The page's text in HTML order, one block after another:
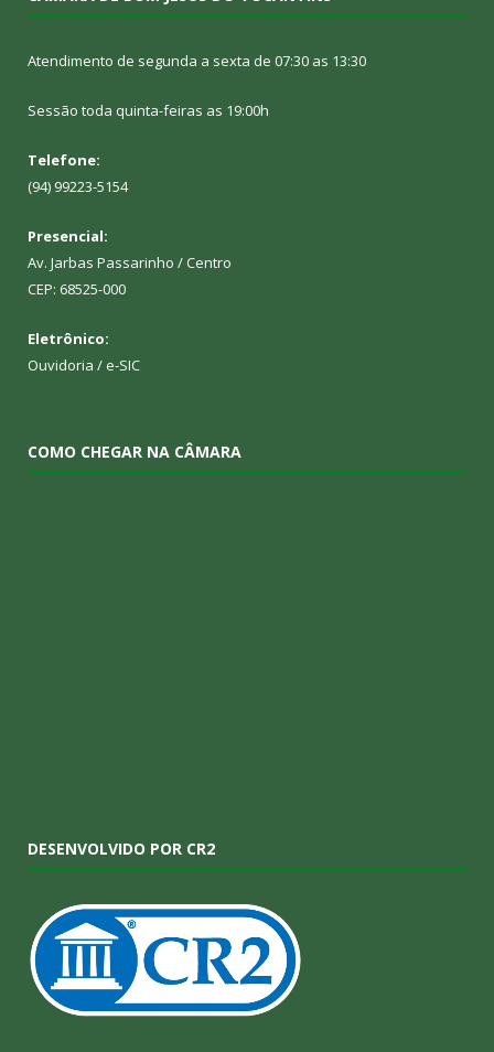
Atendimento de segunda a sexta de 07:30 as 13:30
Sessão toda quinta-feiras as 19:00h
Telefone:
(94) 99223-5154
Presencial:
Av. Jarbas Passarinho / Centro
CEP: 68525-000
Eletrônico:
Ouvidoria / e-SIC
COMO CHEGAR NA CÂMARA
DESENVOLVIDO POR CR2